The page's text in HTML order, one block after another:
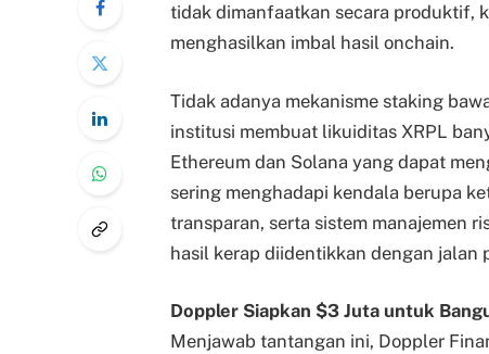
tidak dimanfaatkan secara produktif,
menghasilkan imbal hasil onchain.
Tidak adanya mekanisme staking
institusi membuat likuiditas XRPL
Ethereum dan Solana yang dapat
sering menghadapi kendala berupa
transparan, serta sistem manajemen
hasil kerap diidentikkan dengan jalan
Doppler Siapkan $3 Juta untuk
Menjawab tantangan ini, Doppler